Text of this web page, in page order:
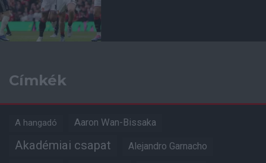
Címkék
A hangadó Aaron Wan-Bissaka
Akadémiai csapat Alejandro Garnacho